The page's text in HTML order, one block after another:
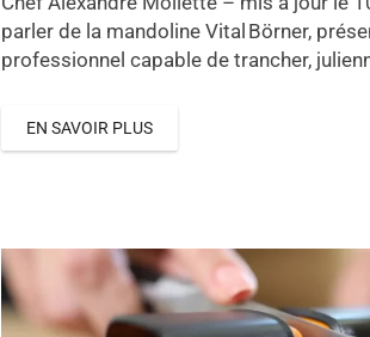
parler de la mandoline Vital Börner,
professionnel capable de trancher,
EN SAVOIR PLUS